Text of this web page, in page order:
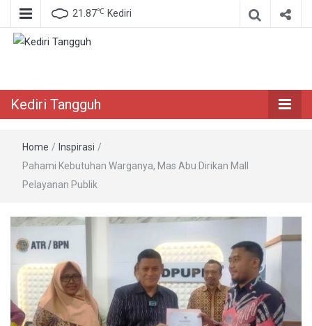
21.87℃ Kediri
Kediri Tangguh
Home / Inspirasi /
Pahami Kebutuhan Warganya, Mas Abu Dirikan Mall
Pelayanan Publik